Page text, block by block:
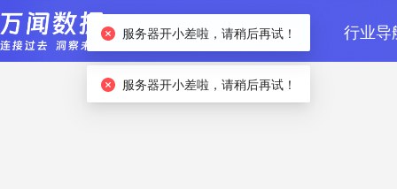
首页 数据检索 行业导
服务器开小差啦，请稍后再试！
服务器开小差啦，请稍后再试！